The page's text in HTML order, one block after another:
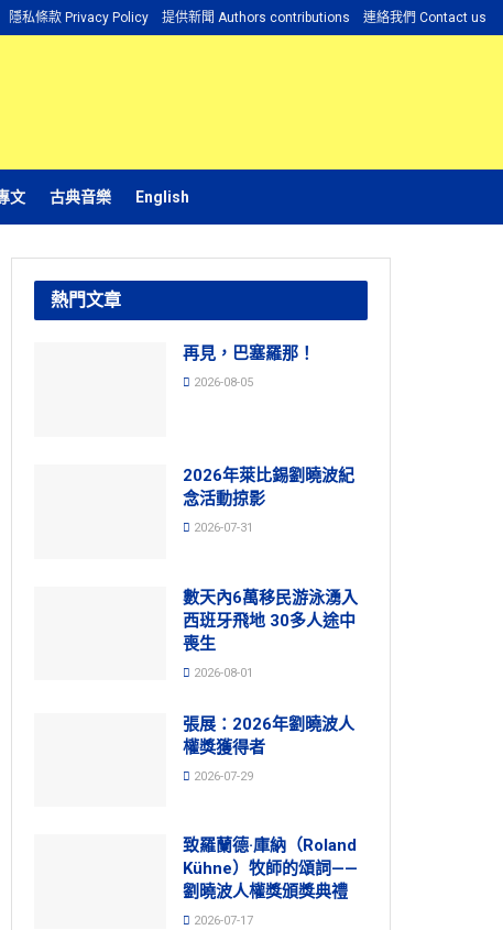
隱私條款 Privacy Policy 提供新聞 Authors contributions 連絡我們 Contact us
文 古典音樂 English
熱門文章
再見，巴塞羅那！
2026-08-05
2026年萊比錫劉曉波紀
念活動掠影
2026-07-31
數天內6萬移民游泳湧入
西班牙飛地 30多人途中
喪生
2026-08-01
張展：2026年劉曉波人
權獎獲得者
2026-07-29
致羅蘭德·庫納（Roland
Kühne）牧師的頌詞——
劉曉波人權獎頒獎典禮
2026-07-17